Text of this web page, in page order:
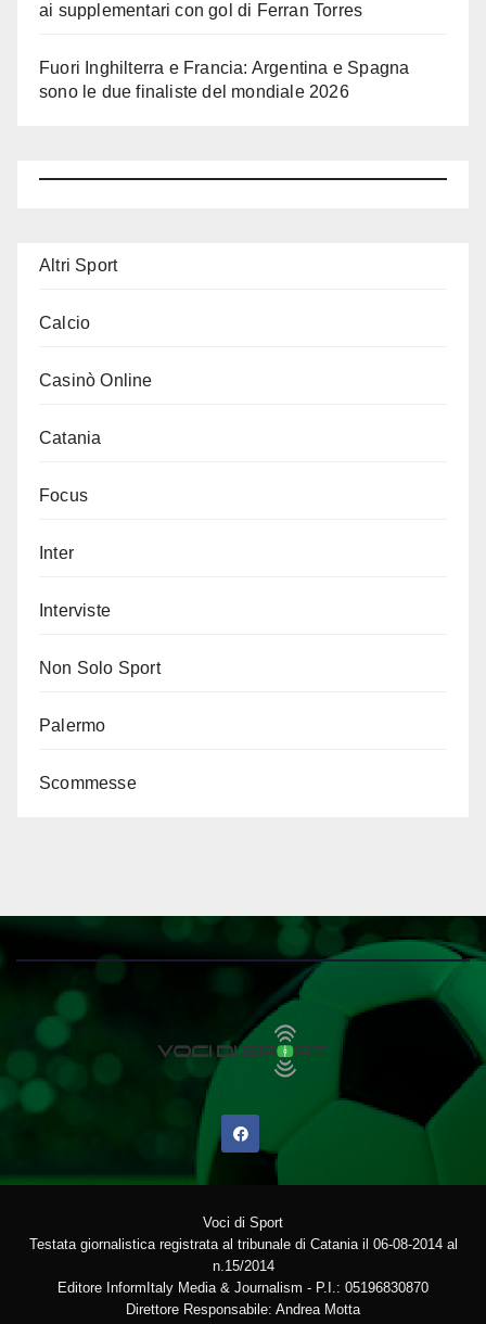
ai supplementari con gol di Ferran Torres
Fuori Inghilterra e Francia: Argentina e Spagna
sono le due finaliste del mondiale 2026
Altri Sport
Calcio
Casinò Online
Catania
Focus
Inter
Interviste
Non Solo Sport
Palermo
Scommesse
Voci di Sport
Testata giornalistica registrata al tribunale di Catania il 06-08-2014 al
n.15/2014
Editore InformItaly Media & Journalism - P.I.: 05196830870
Direttore Responsabile: Andrea Motta